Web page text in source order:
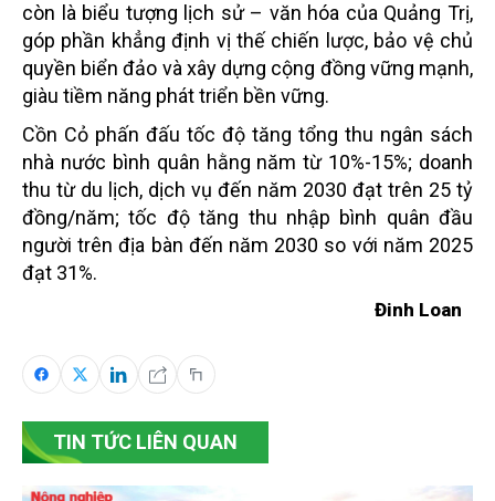
còn là biểu tượng lịch sử – văn hóa của Quảng Trị,
góp phần khẳng định vị thế chiến lược, bảo vệ chủ
quyền biển đảo và xây dựng cộng đồng vững mạnh,
giàu tiềm năng phát triển bền vững.
Cồn Cỏ phấn đấu tốc độ tăng tổng thu ngân sách
nhà nước bình quân hằng năm từ 10%-15%; doanh
thu từ du lịch, dịch vụ đến năm 2030 đạt trên 25 tỷ
đồng/năm; tốc độ tăng thu nhập bình quân đầu
người trên địa bàn đến năm 2030 so với năm 2025
đạt 31%.
Đinh Loan
TIN TỨC LIÊN QUAN